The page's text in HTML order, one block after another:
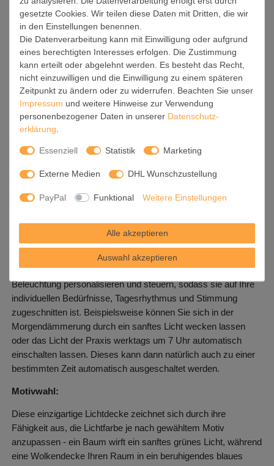
empfehlen wir die Hinzuziehung eines Fachmanns, um die
optimale Funktion und Sicherheit Ihrer Beleuchtung zu
gewährleisten.
Falls Sie einen Fachmann für die Installation benötigen, geben
Sie uns gern Bescheid, wir vermitteln Ihnen gern einen
geeigneten Ansprechpartner aus Ihrer Nähe.
Steuerung:
Integration in Ihr Smart Home. Durch die Kompatibilität mit der
SmartLife App, Alexa und Google Assistant wird Ihr
fungiert hierbei sozusagen als Fernbedienung.
Aktivierung über den Wand-Ein-/Ausschalter immer wieder
abgerufen werden können ohne Handy.
Mit der Szenenfunktion in der Smart App können Sie die
Beleuchtung personalisieren und steuern, sodass sie auf Ihre
individuellen Bedürfnisse, Tagesrhythmus und Stimmung
zugeschnitten ist. Beispielsweise können Sie sich in der
Morgendämmerung durch ein sanftes Licht wecken lassen
oder das Licht der Praxis werktags um 7 Uhr automatisch
einschalten lassen. Dieses kann dann natürlich auch zu einer
bestimmten Zeit automatisch ausgeschaltet werden.
Motivwahl:
Diese einzigartige Lichtdecke zeichnet sich durch ihre
Fähigkeit aus, die Lichtfarbe je nach gewähltem Motiv
anzupassen - ein Baum wirft ein sanftes grünes Licht, während
eine Wolkendecke Ihren Raum in ein beruhigendes blaues
gesetzte Cookies. Wir teilen diese Daten mit Dritten, die wir
in den Einstellungen benennen.
Die Datenverarbeitung kann mit Einwilligung oder aufgrund
eines berechtigten Interesses erfolgen. Die Zustimmung
kann erteilt oder abgelehnt werden. Es besteht das Recht,
nicht einzuwilligen und die Einwilligung zu einem späteren
Zeitpunkt zu ändern oder zu widerrufen. Beachten Sie unser
Impressum und weitere Hinweise zur Verwendung
personenbezogener Daten in unserer Daten­schutz­
erklärung
Essenziell Statistik Marketing
Externe Medien DHL Wunschzustellung
PayPal Funktional Weitere Einstellungen
Alle akzeptieren
Auswahl akzeptieren